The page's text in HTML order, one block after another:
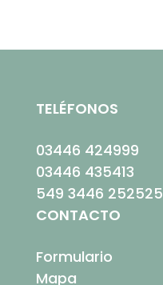
TELÉFONOS
03446 424999
03446 435413
549 3446 252525
CONTACTO
Formulario
Mapa